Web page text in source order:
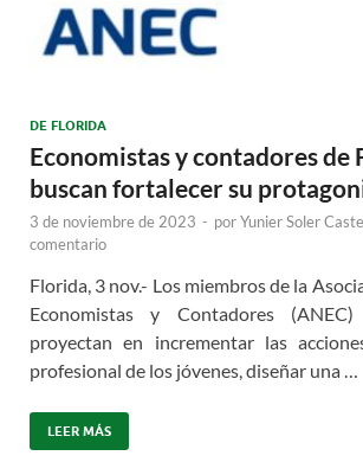
DE FLORIDA
Economistas y contadores de
buscan fortalecer su
3 de noviembre de 2023 - porYunier Soler
comentario
Florida, 3 nov.- Los miembros de la
Economistas y Contadores
proyectan en incrementar las
profesional de los jóvenes, diseñar una …
LEER MÁS